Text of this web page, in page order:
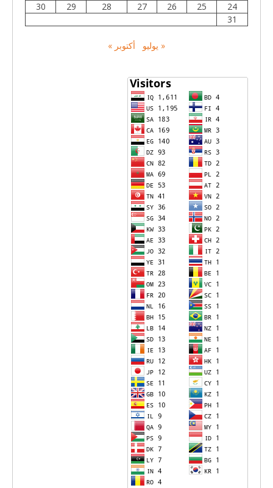
24
25
26
27
28
29
30
31
« يوليو أكتوبر »